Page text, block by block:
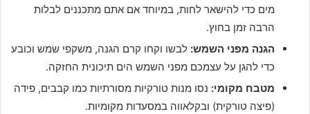
מים כדי להישאר לחות, במיוחד אם אתם מתכננים לבלות
הרבה זמן בחוץ.
הגנה מפני השמש: לבשו וקחו קרם הגנה, משקפי שמש וכובע
כדי להגן על עצמכם מפני השמש הים תיכונית החזקה.
מטבח מקומי: נסו מנות טורקיות מסורתיות כמו קבבים, פידה
(פיצה טורקית) ובקלאווה במסעדות מקומיות.